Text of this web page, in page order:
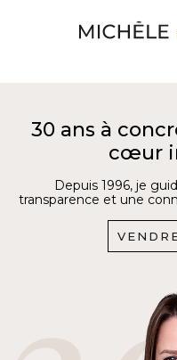
30 ans à
cœur
Depuis 1996, je
transparence et une